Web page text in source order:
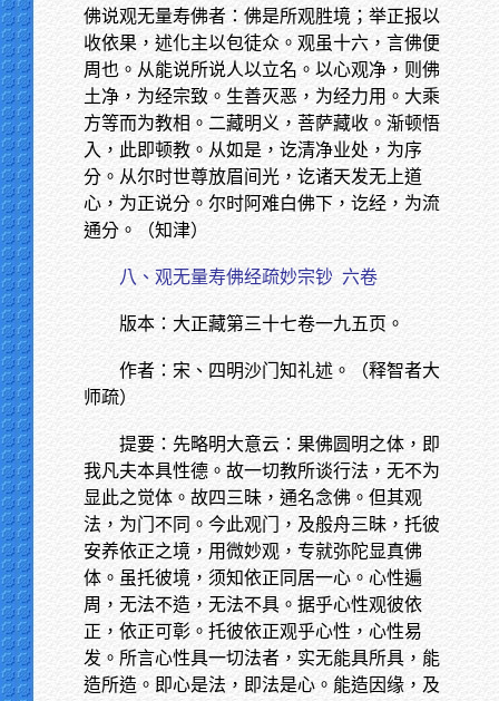
佛说观无量寿佛者：佛是所观胜境；举正报以
收依果，述化主以包徒众。观虽十六，言佛便
周也。从能说所说人以立名。以心观净，则佛
土净，为经宗致。生善灭恶，为经力用。大乘
方等而为教相。二藏明义，菩萨藏收。渐顿悟
入，此即顿教。从如是，讫清净业处，为序
分。从尔时世尊放眉间光，讫诸天发无上道
心，为正说分。尔时阿难白佛下，讫经，为流
通分。（知津）
八、观无量寿佛经疏妙宗钞 六卷
版本：大正藏第三十七卷一九五页。
作者：宋、四明沙门知礼述。（释智者大
师疏）
提要：先略明大意云：果佛圆明之体，即
我凡夫本具性德。故一切教所谈行法，无不为
显此之觉体。故四三昧，通名念佛。但其观
法，为门不同。今此观门，及般舟三昧，托彼
安养依正之境，用微妙观，专就弥陀显真佛
体。虽托彼境，须知依正同居一心。心性遍
周，无法不造，无法不具。据乎心性观彼依
正，依正可彰。托彼依正观乎心性，心性易
发。所言心性具一切法者，实无能具所具，能
造所造。即心是法，即法是心。能造因缘，及